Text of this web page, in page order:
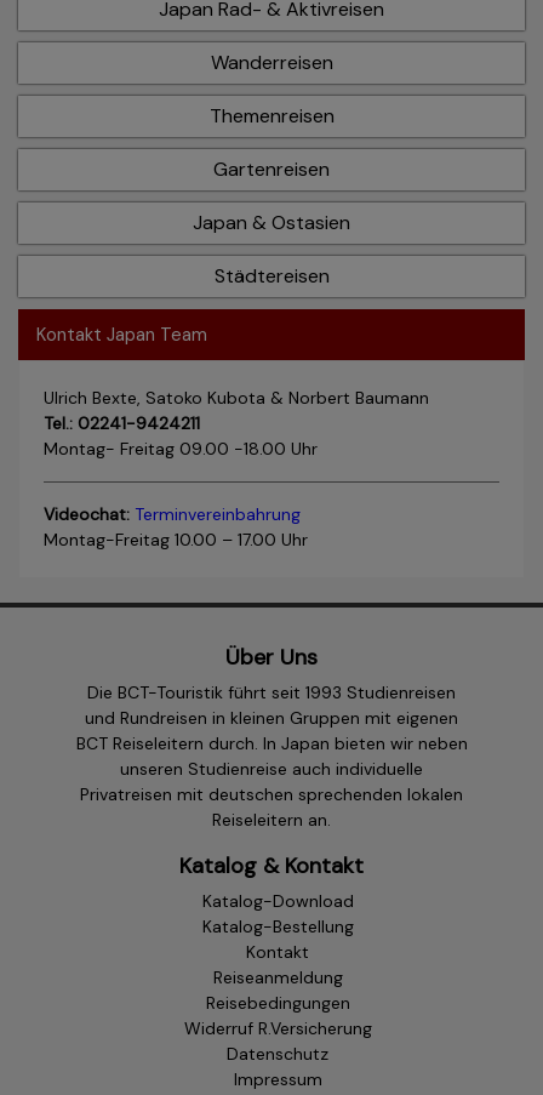
Japan Rad- & Aktivreisen
Wanderreisen
Themenreisen
Gartenreisen
Japan & Ostasien
Städtereisen
Kontakt Japan Team
Ulrich Bexte, Satoko Kubota & Norbert Baumann
Tel.: 02241-9424211
Montag- Freitag 09.00 -18.00 Uhr
Videochat: Terminvereinbahrung
Montag-Freitag 10.00 – 17.00 Uhr
Über Uns
Die BCT-Touristik führt seit 1993 Studienreisen
und Rundreisen in kleinen Gruppen mit eigenen
BCT Reiseleitern durch. In Japan bieten wir neben
unseren Studienreise auch individuelle
Privatreisen mit deutschen sprechenden lokalen
Reiseleitern an.
Katalog & Kontakt
Katalog-Download
Katalog-Bestellung
Kontakt
Reiseanmeldung
Reisebedingungen
Widerruf R.Versicherung
Datenschutz
Impressum